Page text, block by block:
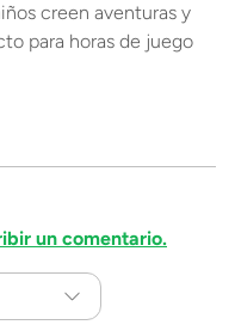
creen aventuras y
para horas de juego
un comentario.